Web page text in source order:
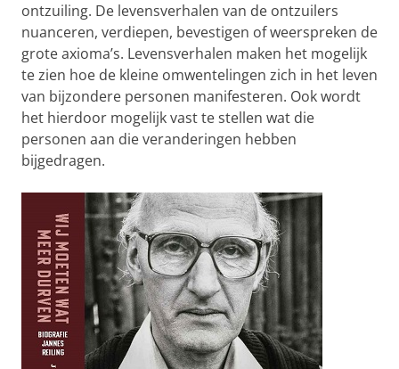
ontzuiling. De levensverhalen van de ontzuilers
nuanceren, verdiepen, bevestigen of weerspreken de
grote axioma’s. Levensverhalen maken het mogelijk
te zien hoe de kleine omwentelingen zich in het leven
van bijzondere personen manifesteren. Ook wordt
het hierdoor mogelijk vast te stellen wat die
personen aan die veranderingen hebben
bijgedragen.